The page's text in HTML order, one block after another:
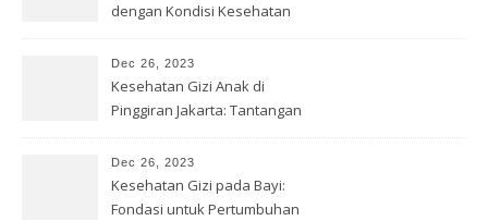
dengan Kondisi Kesehatan
Dec 26, 2023
Kesehatan Gizi Anak di
Pinggiran Jakarta: Tantangan
Dec 26, 2023
Kesehatan Gizi pada Bayi:
Fondasi untuk Pertumbuhan